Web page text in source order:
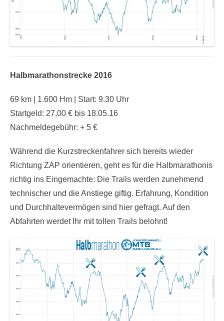
Halbmarathonstrecke 2016
69 km | 1.600 Hm | Start: 9.30 Uhr
Startgeld: 27,00 € bis 18.05.16
Nachmeldegebühr: + 5 €
Während die Kurzstreckenfahrer sich bereits wieder
Richtung ZAP orientieren, geht es für die Halbmarathonis
richtig ins Eingemachte: Die Trails werden zunehmend
technischer und die Anstiege giftig. Erfahrung, Kondition
und Durchhaltevermögen sind hier gefragt. Auf den
Abfahrten werdet Ihr mit tollen Trails belohnt!